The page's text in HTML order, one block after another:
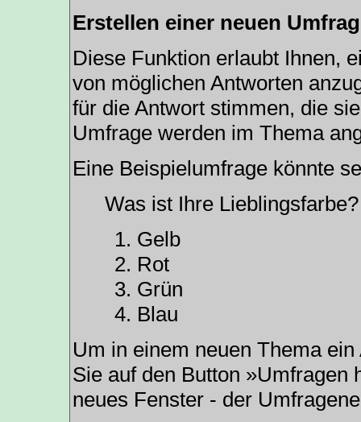
Erstellen einer neuen
Diese Funktion erlaubt Ihnen,
von möglichen Antworten
für die Antwort stimmen, die
Umfrage werden im Thema
Eine Beispielumfrage könnte
Was ist Ihre Lieblingsfarbe?
Gelb
Rot
Grün
Blau
Um in einem neuen Thema
Sie auf den Button »Umfragen
neues Fenster - der